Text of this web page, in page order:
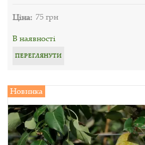
Ціна: 75 грн
В наявності
ПЕРЕГЛЯНУТИ
Новинка